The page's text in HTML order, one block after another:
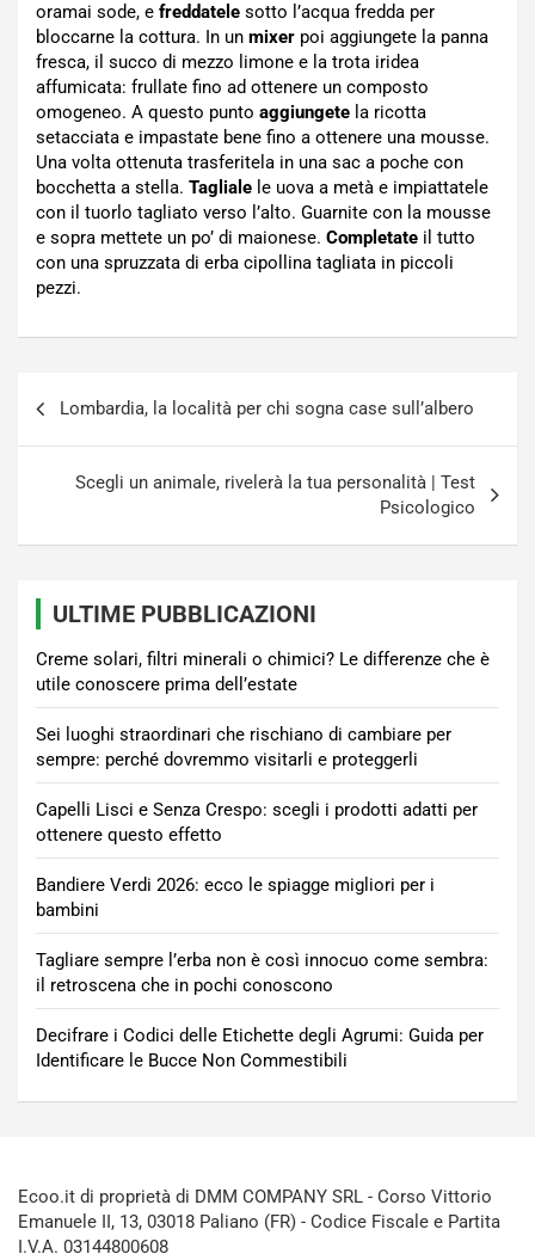
oramai sode, e freddatele sotto l’acqua fredda per
bloccarne la cottura. In un mixer poi aggiungete la panna
fresca, il succo di mezzo limone e la trota iridea
affumicata: frullate fino ad ottenere un composto
omogeneo. A questo punto aggiungete la ricotta
setacciata e impastate bene fino a ottenere una mousse.
Una volta ottenuta trasferitela in una sac a poche con
bocchetta a stella. Tagliale le uova a metà e impiattatele
con il tuorlo tagliato verso l’alto. Guarnite con la mousse
e sopra mettete un po’ di maionese. Completate il tutto
con una spruzzata di erba cipollina tagliata in piccoli
pezzi.
Lombardia, la località per chi sogna case sull’albero
Scegli un animale, rivelerà la tua personalità | Test
Psicologico
ULTIME PUBBLICAZIONI
Creme solari, filtri minerali o chimici? Le differenze che è
utile conoscere prima dell’estate
Sei luoghi straordinari che rischiano di cambiare per
sempre: perché dovremmo visitarli e proteggerli
Capelli Lisci e Senza Crespo: scegli i prodotti adatti per
ottenere questo effetto
Bandiere Verdi 2026: ecco le spiagge migliori per i
bambini
Tagliare sempre l’erba non è così innocuo come sembra:
il retroscena che in pochi conoscono
Decifrare i Codici delle Etichette degli Agrumi: Guida per
Identificare le Bucce Non Commestibili
Ecoo.it di proprietà di DMM COMPANY SRL - Corso Vittorio
Emanuele II, 13, 03018 Paliano (FR) - Codice Fiscale e Partita
I.V.A. 03144800608